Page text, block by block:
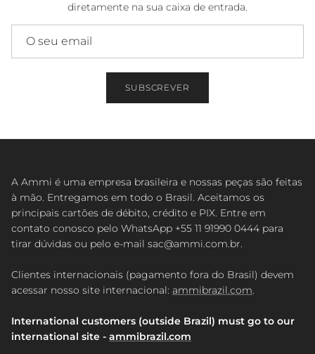
diretamente na sua caixa de entrada.
SUBSCREVER
A Ammi é uma empresa brasileira e nossas peças são feitas
à mão. Entregamos em todo o Brasil. Aceitamos os
principais cartões de débito, crédito e PIX. Entre em
contato conosco pelo WhatsApp +55 11 91990 0444 para
tirar dúvidas ou pelo e-mail sac@ammi.com.br.
Clientes internacionais (pagamento fora do Brasil) devem
acessar nosso site internacional: ammibrazil.com.
International customers (outside Brazil) must go to our
international site - ammibrazil.com